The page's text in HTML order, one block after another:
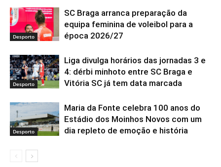
Desporto
SC Braga arranca preparação da
equipa feminina de voleibol para a
época 2026/27
Desporto
Liga divulga horários das jornadas 3 e
4: dérbi minhoto entre SC Braga e
Vitória SC já tem data marcada
Desporto
Maria da Fonte celebra 100 anos do
Estádio dos Moinhos Novos com um
dia repleto de emoção e história